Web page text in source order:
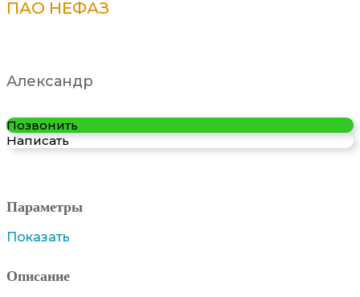
ПАО НЕФАЗ
Александр
Позвонить
Написать
Параметры
Показать
Описание